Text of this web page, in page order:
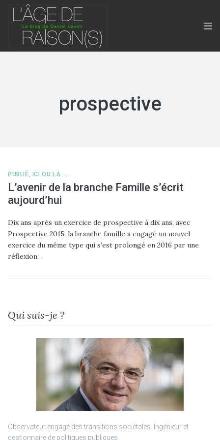
Skip
content
prospective
PUBLIÉ, ICI OU LÀ ....
L’avenir de la branche Famille s’écrit
aujourd’hui
Dix ans après un exercice de prospective à dix ans, avec
Prospective 2015, la branche famille a engagé un nouvel
exercice du même type qui s’est prolongé en 2016 par une
réflexion…
Qui suis-je ?
Observateur engagé des transitions sociétales. Ingénieur et
gestionnaire de politiques publiques.